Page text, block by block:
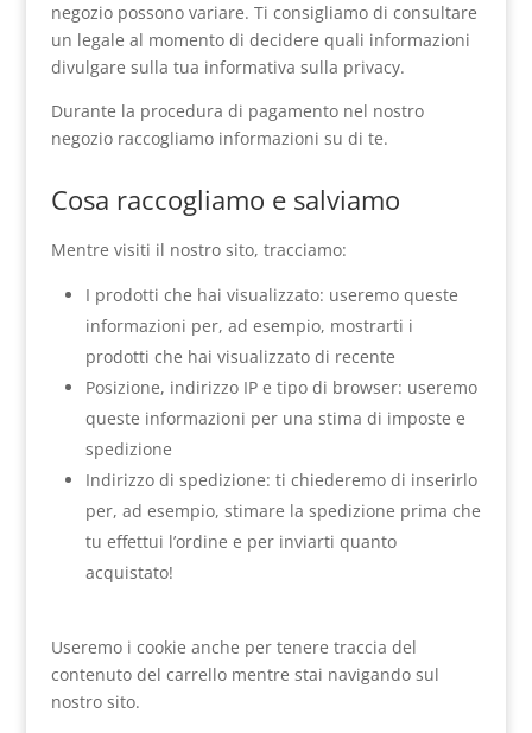
negozio possono variare. Ti consigliamo di consultare
un legale al momento di decidere quali informazioni
divulgare sulla tua informativa sulla privacy.
Durante la procedura di pagamento nel nostro
negozio raccogliamo informazioni su di te.
Cosa raccogliamo e salviamo
Mentre visiti il nostro sito, tracciamo:
I prodotti che hai visualizzato: useremo queste
informazioni per, ad esempio, mostrarti i
prodotti che hai visualizzato di recente
Posizione, indirizzo IP e tipo di browser: useremo
queste informazioni per una stima di imposte e
spedizione
Indirizzo di spedizione: ti chiederemo di inserirlo
per, ad esempio, stimare la spedizione prima che
tu effettui l’ordine e per inviarti quanto
acquistato!
Useremo i cookie anche per tenere traccia del
contenuto del carrello mentre stai navigando sul
nostro sito.